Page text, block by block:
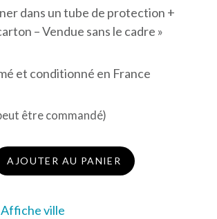
dans un tube de protection +
– Vendue sans le cadre »
et conditionné en France
être commandé)
AJOUTER AU PANIER
Affiche ville